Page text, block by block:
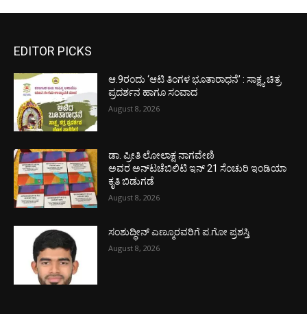
EDITOR PICKS
ಆ.9ರಂದು ‘ಆಟಿ ತಿಂಗಳ ಭೂತಾರಾಧನೆ’ : ಸಾಕ್ಷ್ಯ ಚಿತ್ರ
ಪ್ರದರ್ಶನ ಹಾಗೂ ಸಂವಾದ
August 8, 2026
ಡಾ. ಪ್ರೀತಿ ಲೋಲಾಕ್ಷ ನಾಗವೇಣಿ
ಅವರ ಅನ್‌ಟಚೆಬಿಲಿಟಿ ಇನ್ 21 ಸೆಂಚುರಿ ಇಂಡಿಯಾ
ಕೃತಿ ಬಿಡುಗಡೆ
August 8, 2026
ಸಂಶುದ್ಧೀನ್ ಎಣ್ಮೂರವರಿಗೆ ಪ.ಗೋ ಪ್ರಶಸ್ತಿ
August 8, 2026